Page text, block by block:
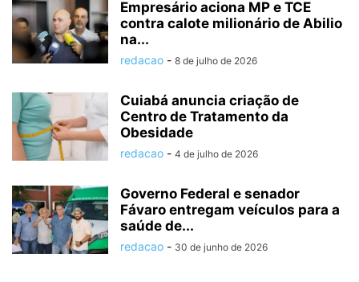
Empresário aciona MP e TCE
contra calote milionário de Abilio
na...
redacao - 8 de julho de 2026
Cuiabá anuncia criação de
Centro de Tratamento da
Obesidade
redacao - 4 de julho de 2026
Governo Federal e senador
Fávaro entregam veículos para a
saúde de...
redacao - 30 de junho de 2026